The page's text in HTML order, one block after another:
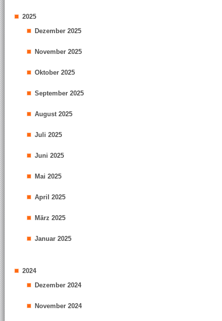
2025
Dezember 2025
November 2025
Oktober 2025
September 2025
August 2025
Juli 2025
Juni 2025
Mai 2025
April 2025
März 2025
Januar 2025
2024
Dezember 2024
November 2024